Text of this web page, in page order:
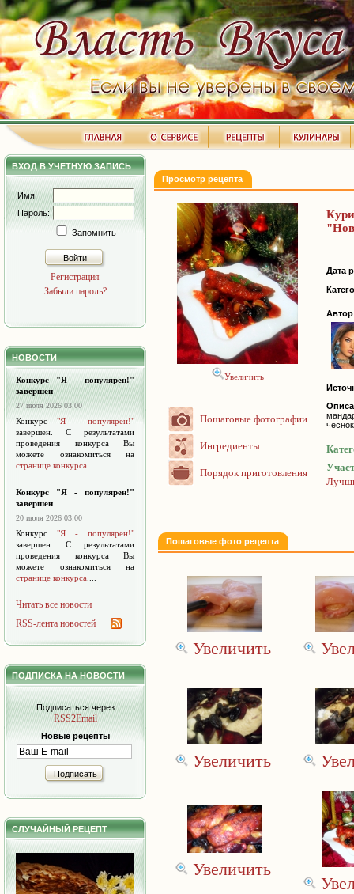
ВХОД В УЧЕТНУЮ ЗАПИСЬ
Имя:
Пароль:
Запомнить
Войти
Регистрация
Забыли пароль?
НОВОСТИ
Конкурс "Я - популярен!"
завершен
27 июля 2026 03:00
Конкурс "Я - популярен!"
завершен. С результатами
проведения конкурса Вы
можете ознакомиться на
странице конкурса
Конкурс "Я - популярен!"
завершен
20 июля 2026 03:00
Конкурс "Я - популярен!"
завершен. С результатами
проведения конкурса Вы
можете ознакомиться на
странице конкурса
Читать все новости
RSS-лента новостей
ПОДПИСКА НА НОВОСТИ
Подписаться через
RSS2Email
Новые рецепты
Подписать
СЛУЧАЙНЫЙ РЕЦЕПТ
Просмотр рецепта
Увеличить
Пошаговые фотографии
Ингредиенты
Порядок приготовления
Дата
Пошаговые фото рецепта
Увеличить
Увеличить
Увеличить